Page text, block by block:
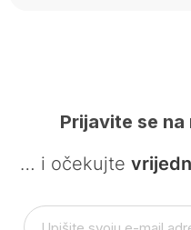
Prijavite se
… i očekujte